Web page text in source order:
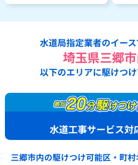
水道局指定業者のイース
埼玉県三郷
以下のエリアに駆けつけ
水道工事サービス対
三郷市内の駆けつけ可能区・町村